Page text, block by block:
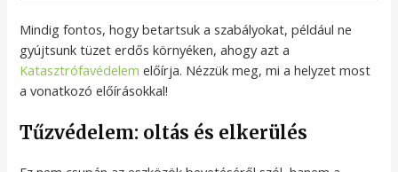
Mindig fontos, hogy betartsuk a szabályokat, például ne
gyújtsunk tüzet erdős környéken, ahogy azt a
Katasztrófavédelem előírja. Nézzük meg, mi a helyzet most
a vonatkozó előírásokkal!
Tűzvédelem: oltás és elkerülés